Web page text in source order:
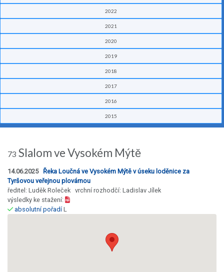
2022
2021
2020
2019
2018
2017
2016
2015
73 Slalom ve Vysokém Mýtě
14.06.2025 Řeka Loučná ve Vysokém Mýtě v úseku loděnice za
Tyršovou veřejnou plovárnou
ředitel: Luděk Roleček vrchní rozhodčí: Ladislav Jílek
výsledky ke stažení:
absolutní pořadíL